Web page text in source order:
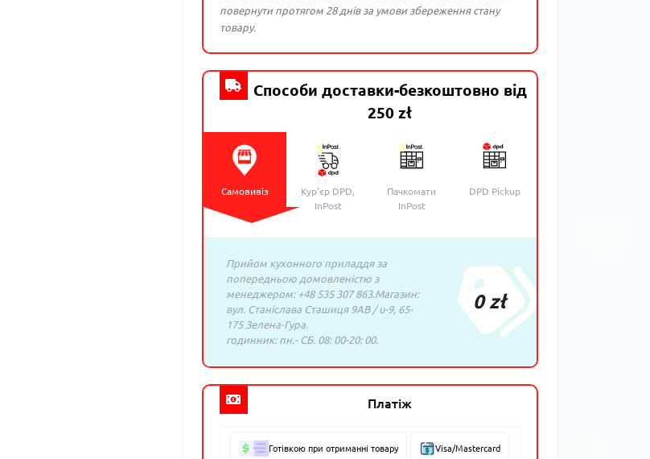
повернути протягом 28 днів за умови збереження стану
товару.
Способи доставки-безкоштовно від
250 zł
Самовивіз
Кур'єр DPD,
InPost
Пачкомати
InPost
DPD Pickup
Прийом кухонного приладдя за
попередньою домовленістю з
менеджером: +48 535 307 863.Магазин:
вул. Станіслава Сташиця 9AB / u-9, 65-
175 Зелена-Гура.
годинник: пн.- СБ. 08: 00-20: 00.
0 zł
Платіж
Готівкою при отриманні товару Visa/Mastercard